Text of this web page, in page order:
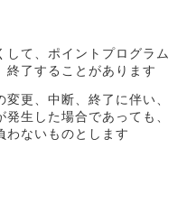
して、ポイントプログラム
終了することがあります
更、中断、終了に伴い、
生した場合であっても、
わないものとします